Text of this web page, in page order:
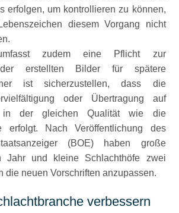
erfolgen, um kontrollieren zu können,
diesem Vorgang nicht
zudem eine Pflicht zur
der erstellten Bilder für spätere
ist sicherzustellen, dass die
oder Übertragung auf
in der gleichen Qualität wie die
erfolgt. Nach Veröffentlichung des
(BOE) haben große
Jahr und kleine Schlachthöfe zwei
die neuen Vorschriften anzupassen.
verbessern